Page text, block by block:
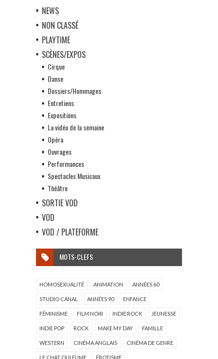
NEWS
NON CLASSÉ
PLAYTIME
SCÈNES/EXPOS
Cirque
Danse
Dossiers/Hommages
Entretiens
Expositions
La vidéo de la semaine
Opéra
Ouvrages
Performances
Spectacles Musicaux
Théâtre
SORTIE VOD
VOD
VOD / PLATEFORME
MOTS-CLEFS
HOMOSEXUALITÉ ANIMATION ANNÉES 60
STUDIO CANAL ANNÉES 90 ENFANCE
FÉMINISME FILM NOIR INDIE ROCK JEUNESSE
INDIE POP ROCK MAKE MY DAY FAMILLE
WESTERN CINÉMA ANGLAIS CINÉMA DE GENRE
LE CHAT QUI FUME ÉROTISME